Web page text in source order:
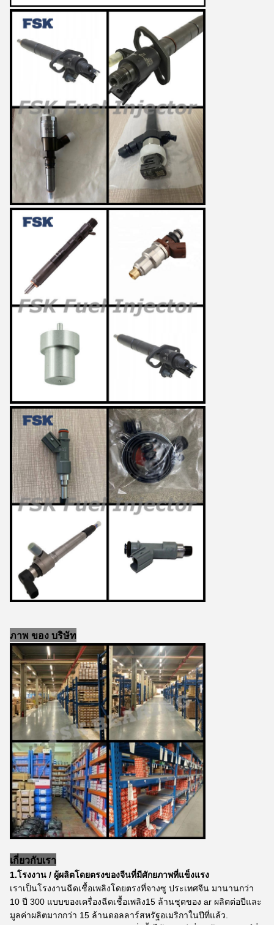
ภาพ ของ บริษัท
เกี่ยวกับเรา
1.โรงงาน / ผู้ผลิตโดยตรงของจีนที่มีศักยภาพที่แข็งแรง
เราเป็นโรงงานฉีดเชื้อเพลิงโดยตรงที่จางซู ประเทศจีน มานานกว่า
10 ปี 300 แบบของเครื่องฉีดเชื้อเพลิง15 ล้านชุดของ ar ผลิตต่อปีและ
มูลค่าผลิตมากกว่า 15 ล้านดอลลาร์สหรัฐอเมริกาในปีที่แล้ว.